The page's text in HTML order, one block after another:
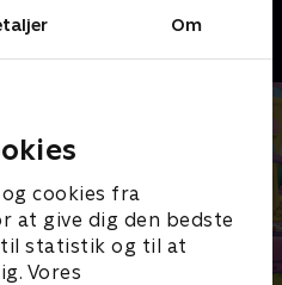
Om
cookies fra
at give dig den bedste
til statistik og til at
Vores